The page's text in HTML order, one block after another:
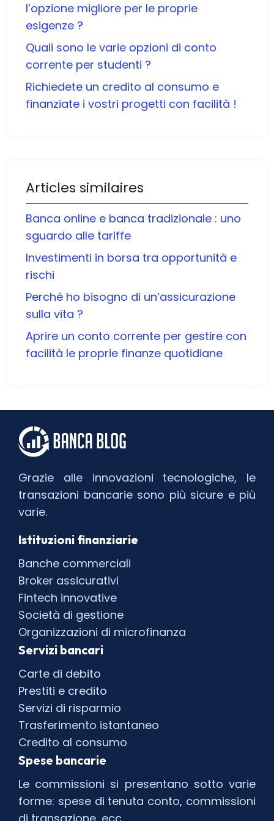
l’opzione migliore per le proprie
esigenze ?
Quali sono le varie opzioni di conto
corrente per studenti ?
Richiedete un credito al consumo e
finanziate i vostri progetti con facilità !
Articles similaires
Banca online e banca tradizionale : uno
sguardo alle tariffe
Investimenti in borsa tra opportunità e
rischi
Perché ho bisogno di un’assicurazione
sulla vita ?
Aprire un conto corrente per gestire con
facilità le proprie finanze quotidiane
Grazie alle innovazioni tecnologiche, le
transazioni bancarie sono più sicure e più
varie.
Istituzioni finanziarie
Banche commerciali
Broker assicurativi
Fintech innovative
Società di gestione
Organizzazioni di microfinanza
Servizi bancari
Carte di debito
Prestiti e credito
Servizi di risparmio
Trasferimento istantaneo
Credito al consumo
Spese bancarie
Le commissioni si presentano sotto varie
forme: spese di tenuta conto, commissioni